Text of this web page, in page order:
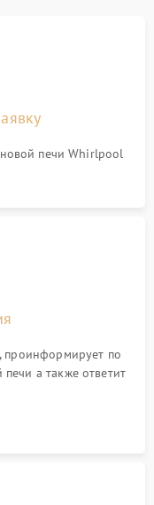
печи Whirlpool
проинформирует по
а также ответит